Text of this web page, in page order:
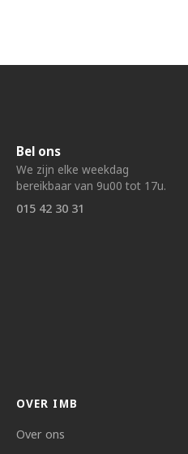
Bel ons
We zijn elke weekdag
bereikbaar van 9u00 tot 17u.
015 42 30 31
OVER IMB
Over ons